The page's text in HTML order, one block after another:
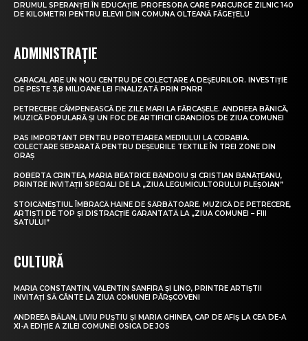
DRUMUL SPERANȚEI ÎN EDUCAȚIE. PROFESORA CARE PARCURGE ZILNIC 140
DE KILOMETRI PENTRU ELEVII DIN COMUNA OLTEANĂ FĂGEȚELU
ADMINISTRAȚIE
CARACAL ARE UN NOU CENTRU DE COLECTARE A DEȘEURILOR. INVESTIȚIE
DE PESTE 3,8 MILIOANE LEI FINALIZATĂ PRIN PNRR
PETRECERE CÂMPENEASCĂ DE ZILE MARI LA FĂRCAȘELE. ANDREEA BĂNICĂ,
MUZICĂ POPULARĂ ȘI UN FOC DE ARTIFICII GRANDIOS DE ZIUA COMUNEI
PAS IMPORTANT PENTRU PROTEJAREA MEDIULUI LA CORABIA.
COLECTARE SEPARATĂ PENTRU DEȘEURILE TEXTILE ÎN TREI ZONE DIN
ORAȘ
ROBERTA CRINTEA, MARIA BEATRICE BĂNDOIU ȘI CRISTIAN BĂNĂȚEANU,
PRINTRE INVITAȚII SPECIALI DE LA „ZIUA LEGUMICULTORULUI PLEȘOIAN”
STOICĂNEȘTIUL ÎMBRACĂ HAINE DE SĂRBĂTOARE. MUZICĂ DE PETRECERE,
ARTIȘTI DE TOP ȘI DISTRACȚIE GARANTATĂ LA „ZIUA COMUNEI – FIII
SATULUI”
CULTURĂ
MARIA CONSTANTIN, VALENTIN SANFIRA ȘI LINO, PRINTRE ARTIȘTII
INVITAȚI SĂ CÂNTE LA ZIUA COMUNEI PÂRȘCOVENI
ANDREEA BĂLAN, LIVIU PUȘTIU ȘI MARIA GHINEA, CAP DE AFIȘ LA CEA DE-A
XI-A EDIȚIE A ZILEI COMUNEI OSICA DE JOS